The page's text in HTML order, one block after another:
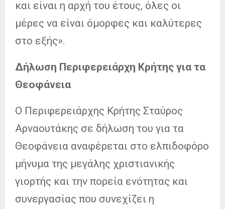
και είναι η αρχή του έτους, όλες οι
μέρες να είναι όμορφες και καλύτερες
στο εξής».
Δήλωση Περιφερειάρχη Κρήτης για τα
Θεοφάνεια
Ο Περιφερειάρχης Κρήτης Σταύρος
Αρναουτάκης σε δήλωση του για τα
Θεοφάνεια αναφέρεται στο ελπιδοφόρο
μήνυμα της μεγάλης χριστιανικής
γιορτής και την πορεία ενότητας και
συνεργασίας που συνεχίζει η